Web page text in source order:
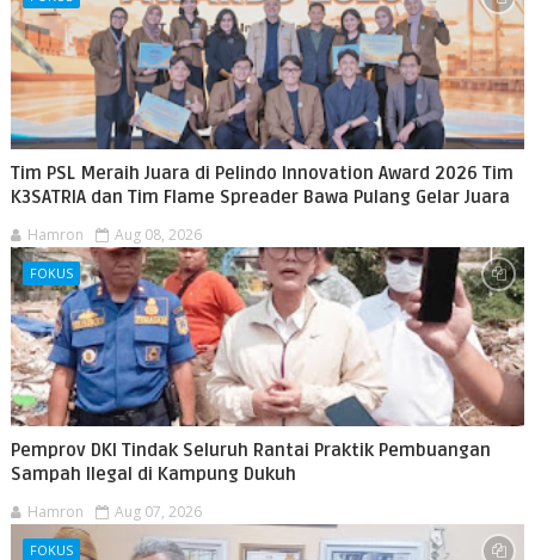
Tim PSL Meraih Juara di Pelindo Innovation Award 2026 Tim
K3SATRIA dan Tim Flame Spreader Bawa Pulang Gelar Juara
Hamron Aug 08, 2026
FOKUS
Pemprov DKI Tindak Seluruh Rantai Praktik Pembuangan
Sampah Ilegal di Kampung Dukuh
Hamron Aug 07, 2026
FOKUS